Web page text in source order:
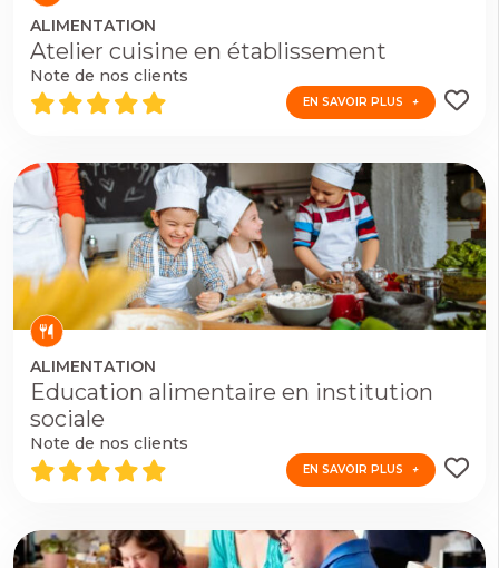
ALIMENTATION
Atelier cuisine en établissement
Note de nos clients
EN SAVOIR PLUS
ALIMENTATION
Education alimentaire en institution
sociale
Note de nos clients
EN SAVOIR PLUS